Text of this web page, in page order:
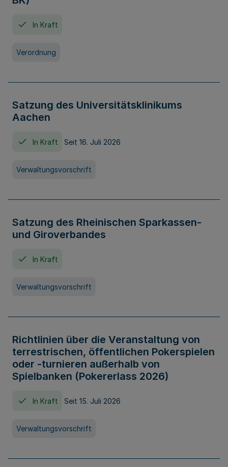
In Kraft
Verordnung
Satzung des Universitätsklinikums
Aachen
In Kraft Seit 16. Juli 2026
Verwaltungsvorschrift
Satzung des Rheinischen Sparkassen-
und Giroverbandes
In Kraft
Verwaltungsvorschrift
Richtlinien über die Veranstaltung von
terrestrischen, öffentlichen Pokerspielen
oder -turnieren außerhalb von
Spielbanken (Pokererlass 2026)
In Kraft Seit 15. Juli 2026
Verwaltungsvorschrift